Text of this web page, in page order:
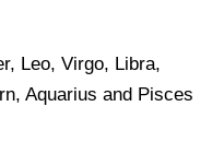
Leo, Virgo, Libra,
Aquarius and Pisces